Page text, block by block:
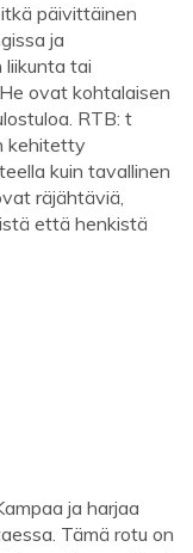
päivittäinen
ja
liikunta tai
ovat kohtalaisen
RTB: t
kehitetty
kuin tavallinen
räjähtäviä,
että henkistä
ja harjaa
Tämä rotu on